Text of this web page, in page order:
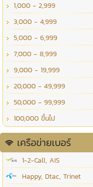
1,000 - 2,999
3,000 - 4,999
5,000 - 6,999
7,000 - 8,999
9,000 - 19,999
20,000 - 49,999
50,000 - 99,999
100,000 ขึ้นไป
เครือข่ายเบอร์
1-2-Call, AIS
Happy, Dtac, Trinet